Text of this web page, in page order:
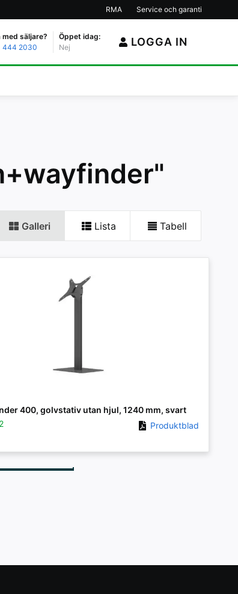
RMA Service och garanti
med säljare?
444 2030
Öppet idag:
Nej
LOGGA IN
Galleri Lista Tabell
400, golvstativ utan hjul, 1240 mm, svart
Produktblad